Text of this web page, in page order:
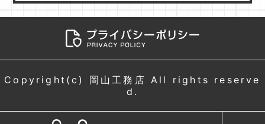
Copyright(c) 岡山工務店 All rights reserve
d.